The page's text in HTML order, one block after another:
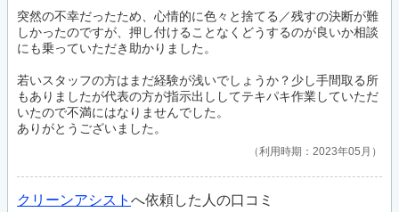
突然の不幸だったため、心情的に色々と捨てる／残すの決断が難
しかったのですが、押し付けることなくどうするのが良いか相談
にも乗っていただき助かりました。
若いスタッフの方はまだ経験が浅いでしょうか？少し手間取る所
もありましたが代表の方が指示出ししてテキパキ作業していただ
いたので不満にはなりませんでした。
ありがとうございました。
利用時期：2023年05月
クリーンアシスト へ依頼した人の口コミ